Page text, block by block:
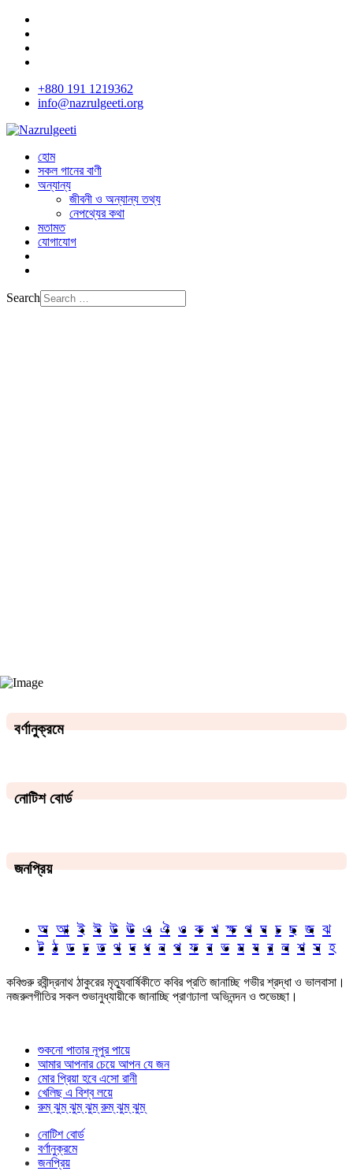
+880 191 1219362
info@nazrulgeeti.org
হোম
সকল গানের বাণী
অন্যান্য
জীবনী ও অন্যান্য তথ্য
নেপথ্যের কথা
মতামত
যোগাযোগ
Search
বর্ণানুক্রমে
নোটিশ বোর্ড
জনপ্রিয়
অ আ ই ঈ উ ঊ এ ঐ ও ক খ ক্ষ গ ঘ চ ছ জ ঝ
ট ঠ ড ঢ ত থ দ ধ ন প ফ ব ভ ম য র ল শ স হ
কবিগুরু রবীন্দ্রনাথ ঠাকুরের মৃত্যুবার্ষিকীতে কবির প্রতি জানাচ্ছি গভীর শ্রদ্ধা ও ভালবাসা।
নজরুলগীতির সকল শুভানুধ্যায়ীকে জানাচ্ছি প্রাণঢালা অভিনন্দন ও শুভেচ্ছা।
শুকনো পাতার নূপুর পায়ে
আমার আপনার চেয়ে আপন যে জন
মোর প্রিয়া হবে এসো রানী
খেলিছ এ বিশ্ব লয়ে
রুম্ ঝুম্ ঝুম্ ঝুম্ রুম্ ঝুম্ ঝুম্
নোটিশ বোর্ড
বর্ণানুক্রমে
জনপ্রিয়